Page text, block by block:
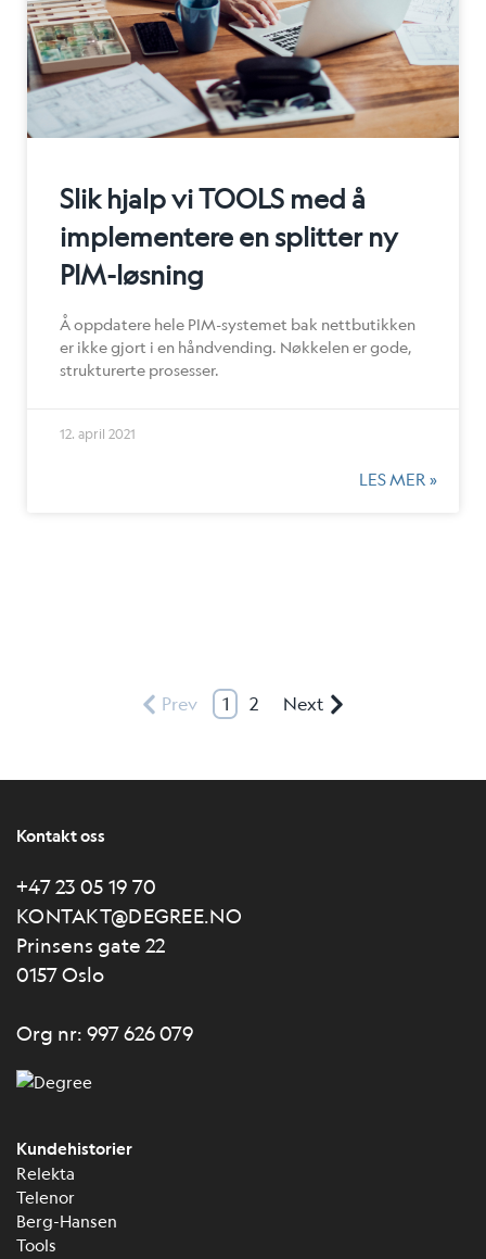
Slik hjalp vi TOOLS med å
implementere en splitter ny
PIM-løsning
Å oppdatere hele PIM-systemet bak nettbutikken
er ikke gjort i en håndvending. Nøkkelen er gode,
strukturerte prosesser.
LES MER »
12. april 2021
Prev 1 2 Next
Kontakt oss
+47 23 05 19 70
KONTAKT@DEGREE.NO
Prinsens gate 22
0157 Oslo
Org nr: 997 626 079
Kundehistorier
Relekta
Telenor
Berg-Hansen
Tools